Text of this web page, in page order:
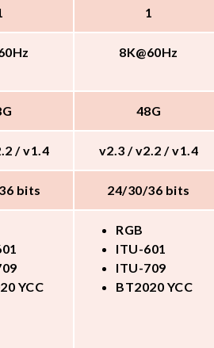
1
8K@60Hz
48G
/ v1.4 v2.3 / v2.2 / v1.4
bits 24/30/36 bits
YCC
RGB
ITU-601
ITU-709
BT2020 YCC